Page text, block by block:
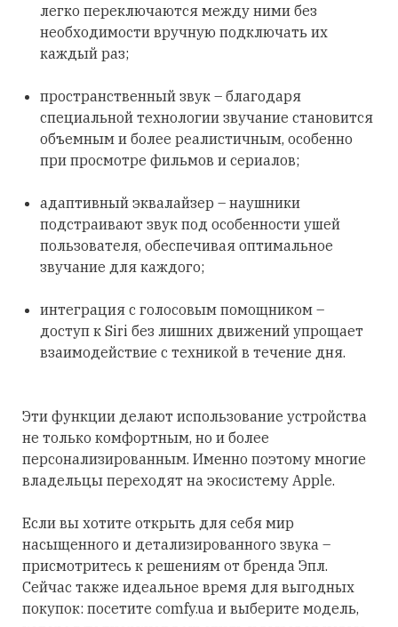
легко переключаются между ними без
необходимости вручную подключать их
каждый раз;
пространственный звук – благодаря
специальной технологии звучание становится
объемным и более реалистичным, особенно
при просмотре фильмов и сериалов;
адаптивный эквалайзер – наушники
подстраивают звук под особенности ушей
пользователя, обеспечивая оптимальное
звучание для каждого;
интеграция с голосовым помощником –
доступ к Siri без лишних движений упрощает
взаимодействие с техникой в течение дня.
Эти функции делают использование устройства
не только комфортным, но и более
персонализированным. Именно поэтому многие
владельцы переходят на экосистему Apple.
Если вы хотите открыть для себя мир
насыщенного и детализированного звука –
присмотритесь к решениям от бренда Эпл.
Сейчас также идеальное время для выгодных
покупок: посетите comfy.ua и выберите модель,